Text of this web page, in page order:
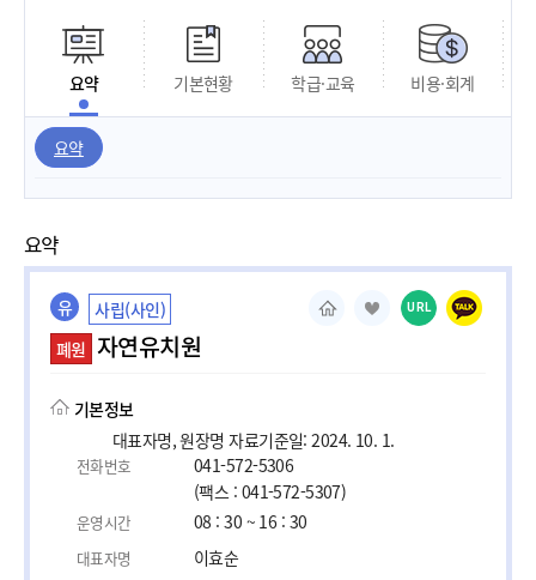
요약 기본현황 학급·교육 비용·회계
요약
요약
유
사립(사인)
폐원 자연유치원
URL
기본정보
대표자명, 원장명 자료기준일: 2024. 10. 1.
전화번호
041-572-5306
(팩스 : 041-572-5307)
운영시간 08 : 30 ~ 16 : 30
대표자명 이효순